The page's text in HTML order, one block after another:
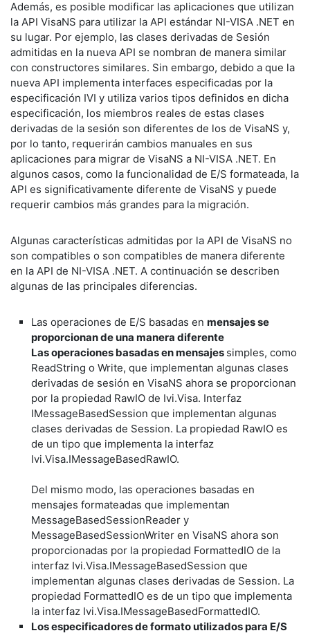
Además, es posible modificar las aplicaciones que utilizan
la API VisaNS para utilizar la API estándar NI-VISA .NET en
su lugar. Por ejemplo, las clases derivadas de Sesión
admitidas en la nueva API se nombran de manera similar
con constructores similares. Sin embargo, debido a que la
nueva API implementa interfaces especificadas por la
especificación IVI y utiliza varios tipos definidos en dicha
especificación, los miembros reales de estas clases
derivadas de la sesión son diferentes de los de VisaNS y,
por lo tanto, requerirán cambios manuales en sus
aplicaciones para migrar de VisaNS a NI-VISA .NET. En
algunos casos, como la funcionalidad de E/S formateada, la
API es significativamente diferente de VisaNS y puede
requerir cambios más grandes para la migración.
Algunas características admitidas por la API de VisaNS no
son compatibles o son compatibles de manera diferente
en la API de NI-VISA .NET. A continuación se describen
algunas de las principales diferencias.
Las operaciones de E/S basadas en mensajes se
proporcionan de una manera diferente
Las operaciones basadas en mensajes simples, como
ReadString o Write, que implementan algunas clases
derivadas de sesión en VisaNS ahora se proporcionan
por la propiedad RawIO de Ivi.Visa. Interfaz
IMessageBasedSession que implementan algunas
clases derivadas de Session. La propiedad RawIO es
de un tipo que implementa la interfaz
Ivi.Visa.IMessageBasedRawIO.
Del mismo modo, las operaciones basadas en
mensajes formateadas que implementan
MessageBasedSessionReader y
MessageBasedSessionWriter en VisaNS ahora son
proporcionadas por la propiedad FormattedIO de la
interfaz Ivi.Visa.IMessageBasedSession que
implementan algunas clases derivadas de Session. La
propiedad FormattedIO es de un tipo que implementa
la interfaz Ivi.Visa.IMessageBasedFormattedIO.
Los especificadores de formato utilizados para E/S